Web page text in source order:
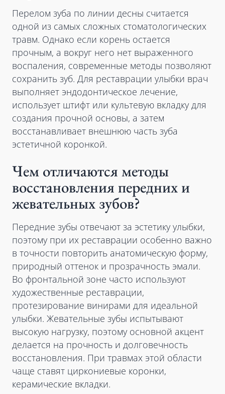
Перелом зуба по линии десны считается
одной из самых сложных стоматологических
травм. Однако если корень остается
прочным, а вокруг него нет выраженного
воспаления, современные методы позволяют
сохранить зуб. Для реставрации улыбки врач
выполняет эндодонтическое лечение,
использует штифт или культевую вкладку для
создания прочной основы, а затем
восстанавливает внешнюю часть зуба
эстетичной коронкой.
Чем отличаются методы
восстановления передних и
жевательных зубов?
Передние зубы отвечают за эстетику улыбки,
поэтому при их реставрации особенно важно
в точности повторить анатомическую форму,
природный оттенок и прозрачность эмали.
Во фронтальной зоне часто используют
художественные реставрации,
протезирование винирами для идеальной
улыбки. Жевательные зубы испытывают
высокую нагрузку, поэтому основной акцент
делается на прочность и долговечность
восстановления. При травмах этой области
чаще ставят циркониевые коронки,
керамические вкладки.